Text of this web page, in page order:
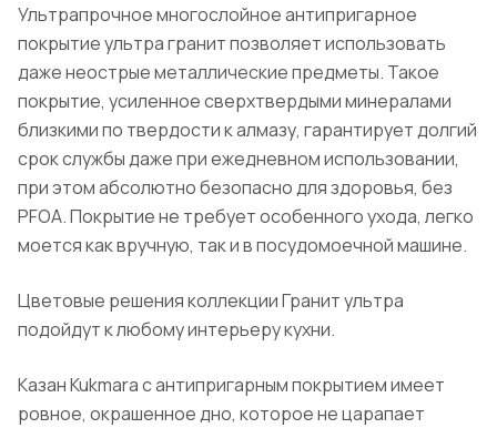
Ультрапрочное многослойное антипригарное
покрытие ультра гранит позволяет использовать
даже неострые металлические предметы. Такое
покрытие, усиленное сверхтвердыми минералами
близкими по твердости к алмазу, гарантирует долгий
срок службы даже при ежедневном использовании,
при этом абсолютно безопасно для здоровья, без
PFOA. Покрытие не требует особенного ухода, легко
моется как вручную, так и в посудомоечной машине.
Цветовые решения коллекции Гранит ультра
подойдут к любому интерьеру кухни.
Казан Kukmara с антипригарным покрытием имеет
ровное, окрашенное дно, которое не царапает